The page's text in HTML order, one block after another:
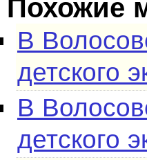
Похожие
В
детского
В
детского